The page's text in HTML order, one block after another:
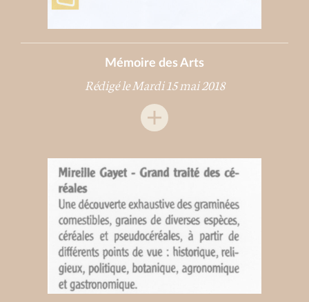
Mémoire des Arts
Rédigé le Mardi 15 mai 2018